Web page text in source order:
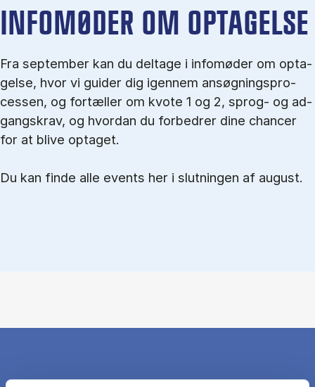
IN­FO­MØ­DER OM OP­TA­GEL­SE
Fra september kan du del­tage i in­fo­mø­der om op­ta­
gel­se, hvor vi gu­i­der dig igen­nem an­søg­nings­pro­
ces­sen, og for­tæl­ler om kvo­te 1 og 2, sprog- og ad­
gangs­krav, og hvordan du forbedrer dine chancer
for at blive optaget.
Du kan finde alle events her i slutningen af august.